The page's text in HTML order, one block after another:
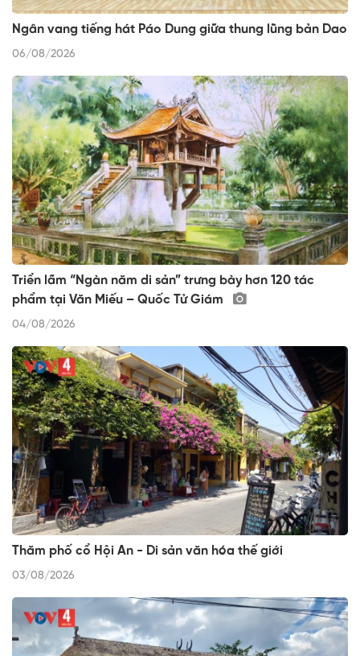
Ngân vang tiếng hát Páo Dung giữa thung lũng bản Dao
06/08/2026
Triển lãm “Ngàn năm di sản” trưng bày hơn 120 tác
phẩm tại Văn Miếu – Quốc Tử Giám
04/08/2026
Thăm phố cổ Hội An - Di sản văn hóa thế giới
03/08/2026